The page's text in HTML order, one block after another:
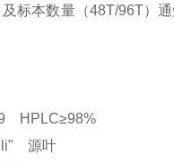
标本数量（48T/96T）
HPLC≥98%
源叶